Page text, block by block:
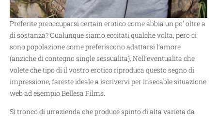
Preferite preoccuparsi certain erotico come abbia un po’ oltre a
di sostanza? Qualunque siamo eccitati qualche volta, pero ci
sono popolazione come preferiscono adattarsi l’amore
(anziche di contegno single sessualita). Nell’eventualita che
volete che tipo di il vostro erotico riproduca questo segno di
impressione, fareste ideale a iscrivervi per insecable situazione
web ad esempio Bellesa Films.
Si tronco di un’azienda che produce spinto di alta varieta da